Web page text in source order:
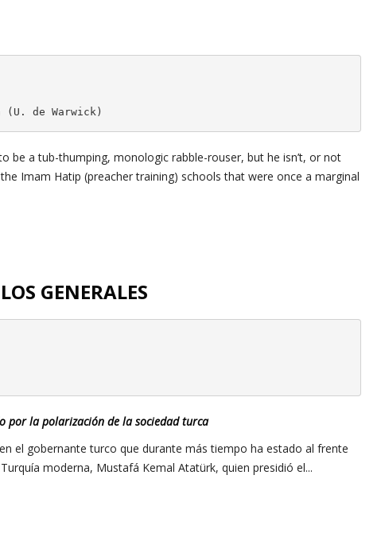
de Warwick)
be a tub-thumping, monologic rabble-rouser, but he isn’t, or not
Imam Hatip (preacher training) schools that were once a marginal
GENERALES
por la polarización de la sociedad turca
el gobernante turco que durante más tiempo ha estado al frente
moderna, Mustafá Kemal Atatürk, quien presidió el...